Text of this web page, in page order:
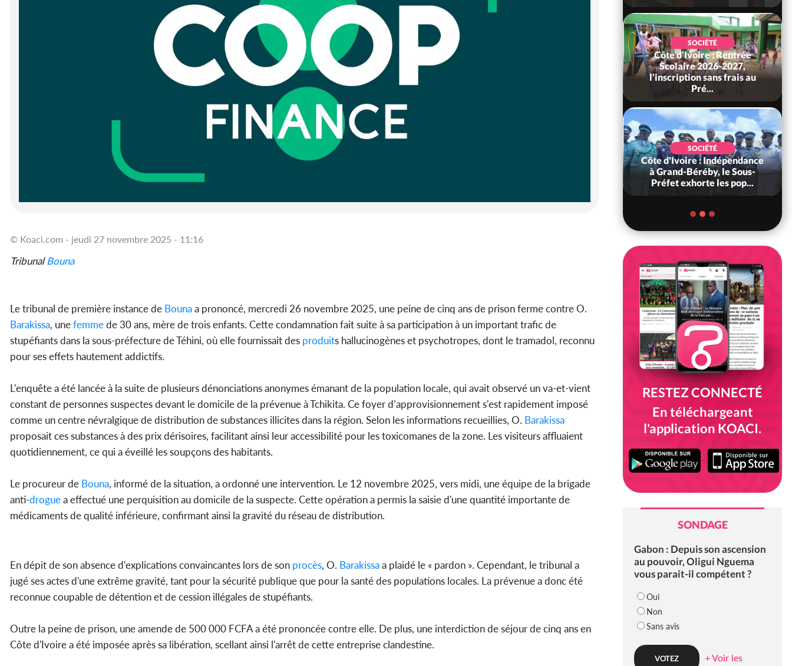
© Koaci.com - jeudi 27 novembre 2025 - 11:16
TribunalBouna
Le tribunal de première instance de Bounaa prononcé, mercredi 26 novembre 2025, une peine de cinq ans de prison ferme contre O.
Barakissa, unefemmede 30 ans, mère de trois enfants. Cette condamnation fait suite à sa participation à un important trafic de
stupéfiants dans la sous-préfecture de Téhini, où elle fournissait des produits hallucinogènes et psychotropes, dont le tramadol, reconnu
pour ses effets hautement addictifs.
L'enquête a été lancée à la suite de plusieurs dénonciations anonymes émanant de la population locale, qui avait observé un va-et-vient
constant de personnes suspectes devant le domicile de la prévenue à Tchikita. Ce foyer d’approvisionnement s'est rapidement imposé
comme un centre névralgique de distribution de substances illicites dans la région. Selon les informations recueillies, O. Barakissa
proposait ces substances à des prix dérisoires, facilitant ainsi leur accessibilité pour les toxicomanes de la zone. Les visiteurs affluaient
quotidiennement, ce qui a éveillé les soupçons des habitants.
Le procureur de Bouna, informé de la situation, a ordonné une intervention. Le 12 novembre 2025, vers midi, une équipe de la brigade
anti-droguea effectué une perquisition au domicile de la suspecte. Cette opération a permis la saisie d'une quantité importante de
médicaments de qualité inférieure, confirmant ainsi la gravité du réseau de distribution.
En dépit de son absence d'explications convaincantes lors de son procès, O. Barakissaa plaidé le « pardon ». Cependant, le tribunal a
jugé ses actes d'une extrême gravité, tant pour la sécurité publique que pour la santé des populations locales. La prévenue a donc été
reconnue coupable de détention et de cession illégales de stupéfiants.
Outre la peine de prison, une amende de 500 000 FCFA a été prononcée contre elle. De plus, une interdiction de séjour de cinq ans en
Côte d'Ivoire a été imposée après sa libération, scellant ainsi l'arrêt de cette entreprise clandestine.
SOCIÉTÉ
Côte d'Ivoire : Rentrée
Scolaire 2026-2027,
l'inscription sans frais au
Pré...
SOCIÉTÉ
Côte d'Ivoire : Indépendance
à Grand-Béréby, le Sous-
Préfet exhorte les pop...
RESTEZ CONNECTÉ
En téléchargeant
l'application KOACI.
SONDAGE
Gabon : Depuis son ascension
au pouvoir, Oligui Nguema
vous parait-il compétent ?
Oui
Non
Sans avis
+ Voir les